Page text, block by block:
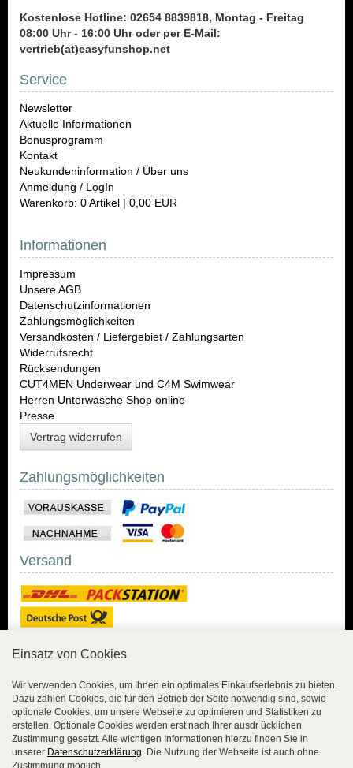
Kostenlose Hotline: 02654 8839818, Montag - Freitag
08:00 Uhr - 16:00 Uhr oder per E-Mail:
vertrieb(at)easyfunshop.net
Service
Newsletter
Aktuelle Informationen
Bonusprogramm
Kontakt
Neukundeninformation / Über uns
Anmeldung / LogIn
Warenkorb: 0 Artikel | 0,00 EUR
Informationen
Impressum
Unsere AGB
Datenschutzinformationen
Zahlungsmöglichkeiten
Versandkosten / Liefergebiet / Zahlungsarten
Widerrufsrecht
Rücksendungen
CUT4MEN Underwear und C4M Swimwear
Herren Unterwäsche Shop online
Presse
Vertrag widerrufen
Zahlungsmöglichkeiten
Versand
Sicher Einkaufen mit
Trusted Shops und
Geld-zurück-Garantie.
Einsatz von Cookies
Wir verwenden Cookies, um Ihnen ein optimales Einkaufserlebnis zu bieten.
Dazu zählen Cookies, die für den Betrieb der Seite notwendig sind, sowie
optionale Cookies, um unsere Webseite zu optimieren und Statistiken zu
erstellen. Optionale Cookies werden erst nach Ihrer ausdr ücklichen
Zustimmung gesetzt. Alle wichtigen Informationen hierzu finden Sie in
unserer Datenschutzerklärung. Die Nutzung der Webseite ist auch ohne
Zustimmung möglich.